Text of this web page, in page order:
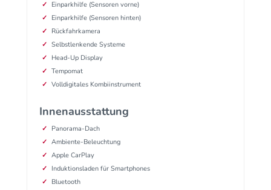
Einparkhilfe (Sensoren vorne)
Einparkhilfe (Sensoren hinten)
Rückfahrkamera
Selbstlenkende Systeme
Head-Up Display
Tempomat
Volldigitales Kombiinstrument
Innenausstattung
Panorama-Dach
Ambiente-Beleuchtung
Apple CarPlay
Induktionsladen für Smartphones
Bluetooth